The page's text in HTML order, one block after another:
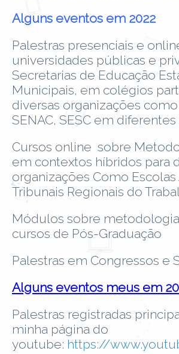
Alguns eventos em 2022
Palestras presenciais e
universidades públicas e
Secretarias de Educação
Municipais, em colégios
diversas organizações como
SENAC, SESC em
Cursos online sobre
em contextos híbridos para
organizações Como Escolas
Tribunais Regionais do
Módulos sobre
cursos de Pós-Graduação
Palestras em Congressos e
Alguns eventos meus em
Palestras registradas
minha página do
youtube: https://